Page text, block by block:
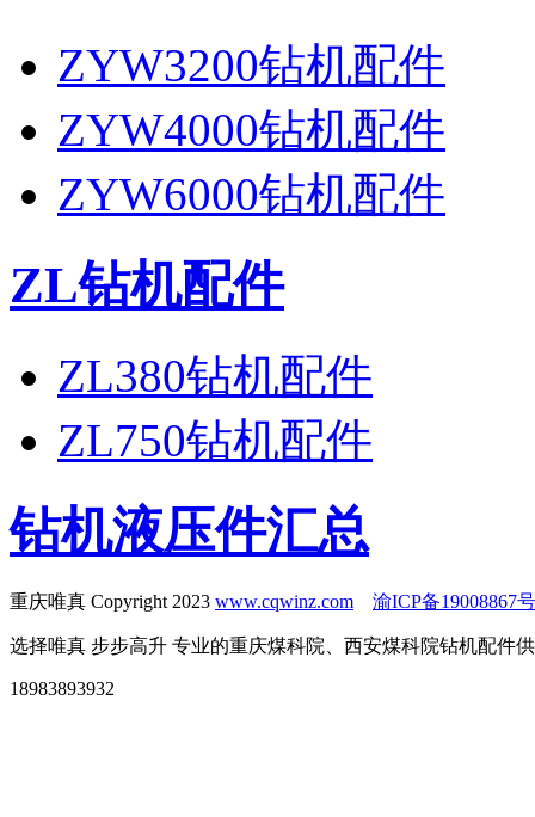
ZYW3200钻机配件
ZYW4000钻机配件
ZYW6000钻机配件
ZL钻机配件
ZL380钻机配件
ZL750钻机配件
钻机液压件汇总
重庆唯真 Copyright 2023 www.cqwinz.com 渝ICP备19008867
选择唯真 步步高升 专业的重庆煤科院、西安煤科院钻机配件
18983893932